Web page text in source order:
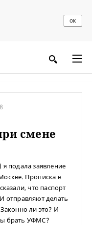
ОК
смене
подала заявление
Прописка в
что паспорт
отправляют делать
ли это? И
брать УФМС?